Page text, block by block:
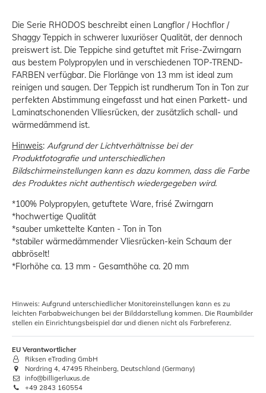
Die Serie RHODOS beschreibt einen Langflor / Hochflor /
Shaggy Teppich in schwerer luxuriöser Qualität, der dennoch
preiswert ist. Die Teppiche sind getuftet mit Frise-Zwirngarn
aus bestem Polypropylen und in verschiedenen TOP-TREND-
FARBEN verfügbar. Die Florlänge von 13 mm ist ideal zum
reinigen und saugen. Der Teppich ist rundherum Ton in Ton zur
perfekten Abstimmung eingefasst und hat einen Parkett- und
Laminatschonenden Vlliesrücken, der zusätzlich schall- und
wärmedämmend ist.
Hinweis: Aufgrund der Lichtverhältnisse bei der
Produktfotografie und unterschiedlichen
Bildschirmeinstellungen kann es dazu kommen, dass die Farbe
des Produktes nicht authentisch wiedergegeben wird.
*100% Polypropylen, getuftete Ware, frisé Zwirngarn
*hochwertige Qualität
*sauber umkettelte Kanten - Ton in Ton
*stabiler wärmedämmender Vliesrücken-kein Schaum der
abbröselt!
*Florhöhe ca. 13 mm - Gesamthöhe ca. 20 mm
Hinweis: Aufgrund unterschiedlicher Monitoreinstellungen kann es zu
leichten Farbabweichungen bei der Bilddarstellung kommen. Die Raumbilder
stellen ein Einrichtungsbeispiel dar und dienen nicht als Farbreferenz.
EU Verantwortlicher
Riksen eTrading GmbH
Nordring 4, 47495 Rheinberg, Deutschland (Germany)
info@billigerluxus.de
+49 2843 160554